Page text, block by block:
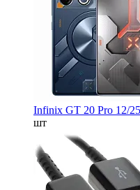
Infinix GT 20 Pro 12/
шт